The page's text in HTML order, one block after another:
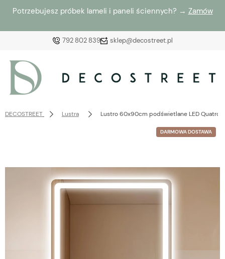
Potrzebujesz próbek lameli i paneli ściennych? → Zamów
792 802 839 sklep@decostreet.pl
Wybierz coś dla siebie z naszej aktualnej oferty lub
zaloguj się, aby przywrócić dodane produkty do listy
z poprzedniej sesji.
DECOSTREET Lustra Lustro 60x90cm podświetlane LED Quatro
DARMOWA DOSTAWA